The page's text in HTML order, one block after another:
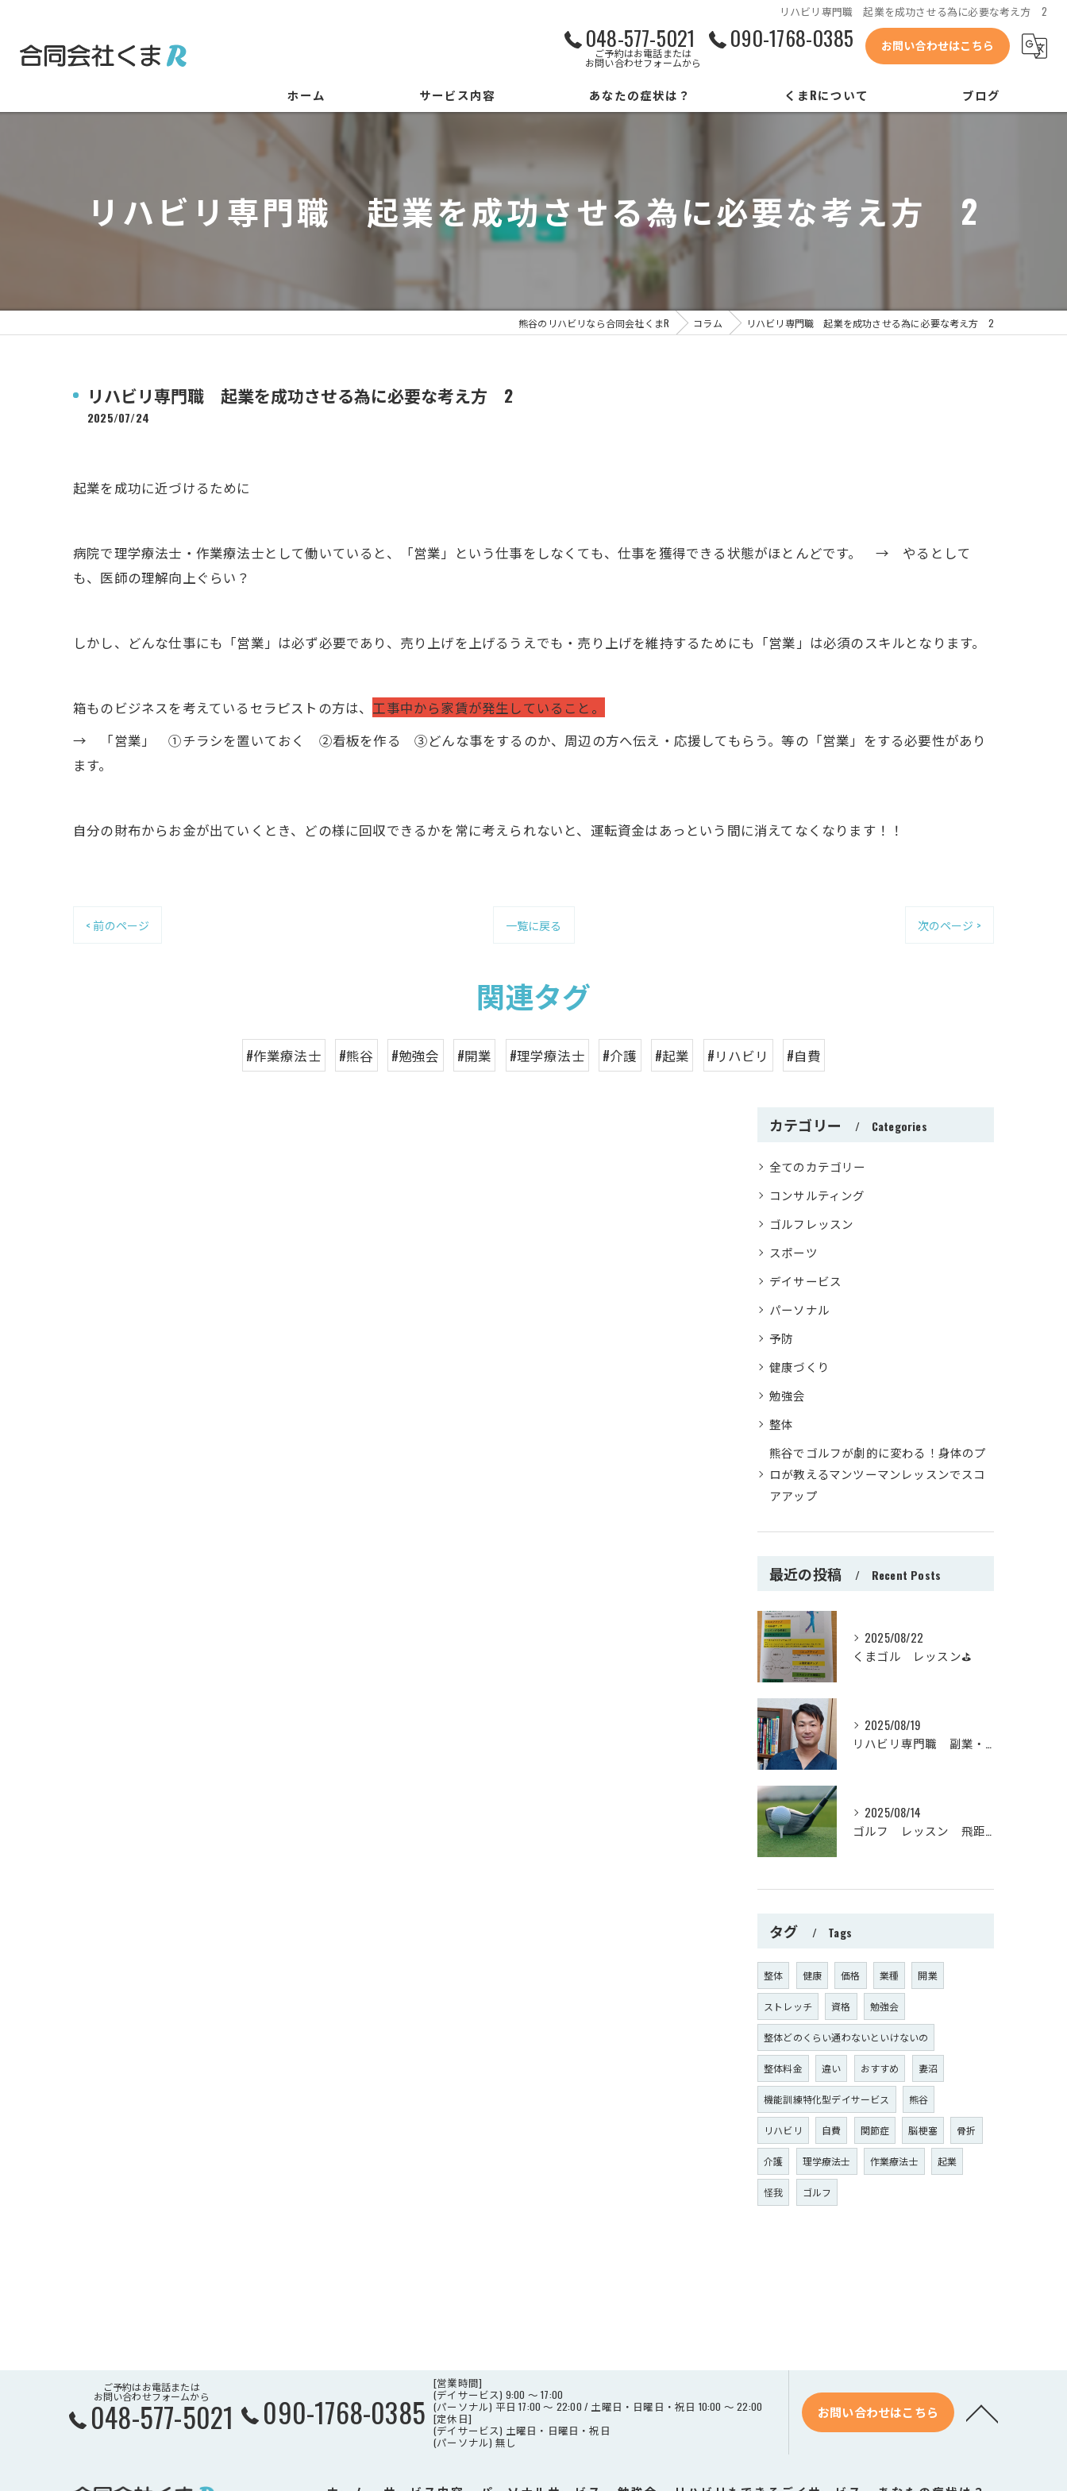
リハビリ専門職 起業を成功させる為に必要な考え方 2
048-577-5021
ご予約はお電話または
お問い合わせフォームから
090-1768-0385 お問い合わせはこちら
ホーム サービス内容
リハビリもできるデイサービス
あなたの症状は？ くまRについて
会社概要
代表あいさつ
コンセプト
ブログ
リハビリ専門職 起業を成功させる為に必要な考え方 2
熊谷のリハビリなら合同会社くまR コラム リハビリ専門職 起業を成功させる為に必要な考え方 2
リハビリ専門職 起業を成功させる為に必要な考え方 2
2025/07/24
起業を成功に近づけるために
病院で理学療法士・作業療法士として働いていると、「営業」という仕事をしなくても、仕事を獲得できる状態がほとんどです。 → やるとして
も、医師の理解向上ぐらい？
しかし、どんな仕事にも「営業」は必ず必要であり、売り上げを上げるうえでも・売り上げを維持するためにも「営業」は必須のスキルとなります。
箱ものビジネスを考えているセラピストの方は、 工事中から家賃が発生していること。
→ 「営業」 ①チラシを置いておく ②看板を作る ③どんな事をするのか、周辺の方へ伝え・応援してもらう。等の「営業」をする必要性があり
ます。
自分の財布からお金が出ていくとき、どの様に回収できるかを常に考えられないと、運転資金はあっという間に消えてなくなります！！
< 前のページ 一覧に戻る 次のページ >
関連タグ
#作業療法士 #熊谷 #勉強会 #開業 #理学療法士 #介護 #起業 #リハビリ #自費
カテゴリー Categories
全てのカテゴリー
コンサルティング
ゴルフレッスン
スポーツ
デイサービス
パーソナル
予防
健康づくり
勉強会
整体
熊谷でゴルフが劇的に変わる！身体のプ
ロが教えるマンツーマンレッスンでスコ
アアップ
最近の投稿 Recent Posts
2025/08/22
くまゴル レッスン⛳
2025/08/19
リハビリ専門職 副業・起業時の基本
2025/08/14
ゴルフ レッスン 飛距離が伸びる！？
タグ Tags
整体 健康 価格 業種 開業
ストレッチ 資格 勉強会
整体どのくらい通わないといけないの
整体料金 違い おすすめ 妻沼
機能訓練特化型デイサービス 熊谷
リハビリ 自費 関節症 脳梗塞 骨折
介護 理学療法士 作業療法士 起業
怪我 ゴルフ
ご予約はお電話または
お問い合わせフォームから
048-577-5021 090-1768-0385
[営業時間]
(デイサービス) 9:00 ～ 17:00
(パーソナル) 平日 17:00 ～ 22:00 / 土曜日・日曜日・祝日 10:00 ～ 22:00
[定休日]
(デイサービス) 土曜日・日曜日・祝日
(パーソナル) 無し
お問い合わせはこちら